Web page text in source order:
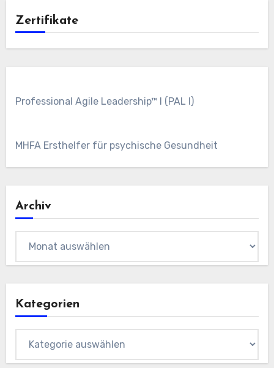
Zertifikate
Professional Agile Leadership™ I (PAL I)
MHFA Ersthelfer für psychische Gesundheit
Archiv
Kategorien